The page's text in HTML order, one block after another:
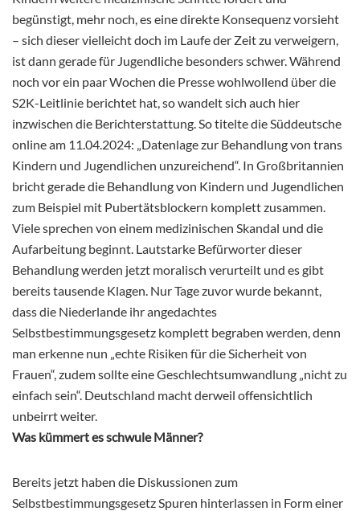
begünstigt, mehr noch, es eine direkte Konsequenz vorsieht
– sich dieser vielleicht doch im Laufe der Zeit zu verweigern,
ist dann gerade für Jugendliche besonders schwer. Während
noch vor ein paar Wochen die Presse wohlwollend über die
S2K-Leitlinie berichtet hat, so wandelt sich auch hier
inzwischen die Berichterstattung. So titelte die Süddeutsche
online am 11.04.2024: „Datenlage zur Behandlung von trans
Kindern und Jugendlichen unzureichend“. In Großbritannien
bricht gerade die Behandlung von Kindern und Jugendlichen
zum Beispiel mit Pubertätsblockern komplett zusammen.
Viele sprechen von einem medizinischen Skandal und die
Aufarbeitung beginnt. Lautstarke Befürworter dieser
Behandlung werden jetzt moralisch verurteilt und es gibt
bereits tausende Klagen. Nur Tage zuvor wurde bekannt,
dass die Niederlande ihr angedachtes
Selbstbestimmungsgesetz komplett begraben werden, denn
man erkenne nun „echte Risiken für die Sicherheit von
Frauen“, zudem sollte eine Geschlechtsumwandlung „nicht zu
einfach sein“. Deutschland macht derweil offensichtlich
unbeirrt weiter.
Was kümmert es schwule Männer?
Bereits jetzt haben die Diskussionen zum
Selbstbestimmungsgesetz Spuren hinterlassen in Form einer